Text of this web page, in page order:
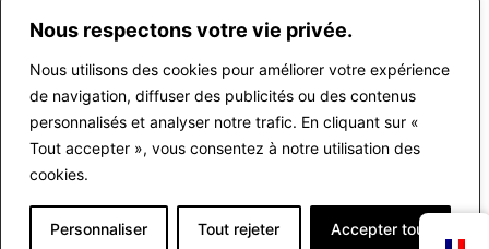
Nous respectons votre vie privée.
Nous utilisons des cookies pour améliorer votre expérience
de navigation, diffuser des publicités ou des contenus
personnalisés et analyser notre trafic. En cliquant sur «
Tout accepter », vous consentez à notre utilisation des
cookies.
Personnaliser Tout rejeter Accepter tout